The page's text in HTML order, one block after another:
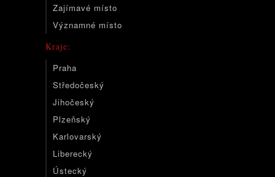
Zajímavé místo
Významné místo
Kraje:
Praha
Středočeský
Jihočeský
Plzeňský
Karlovarský
Liberecký
Ústecký